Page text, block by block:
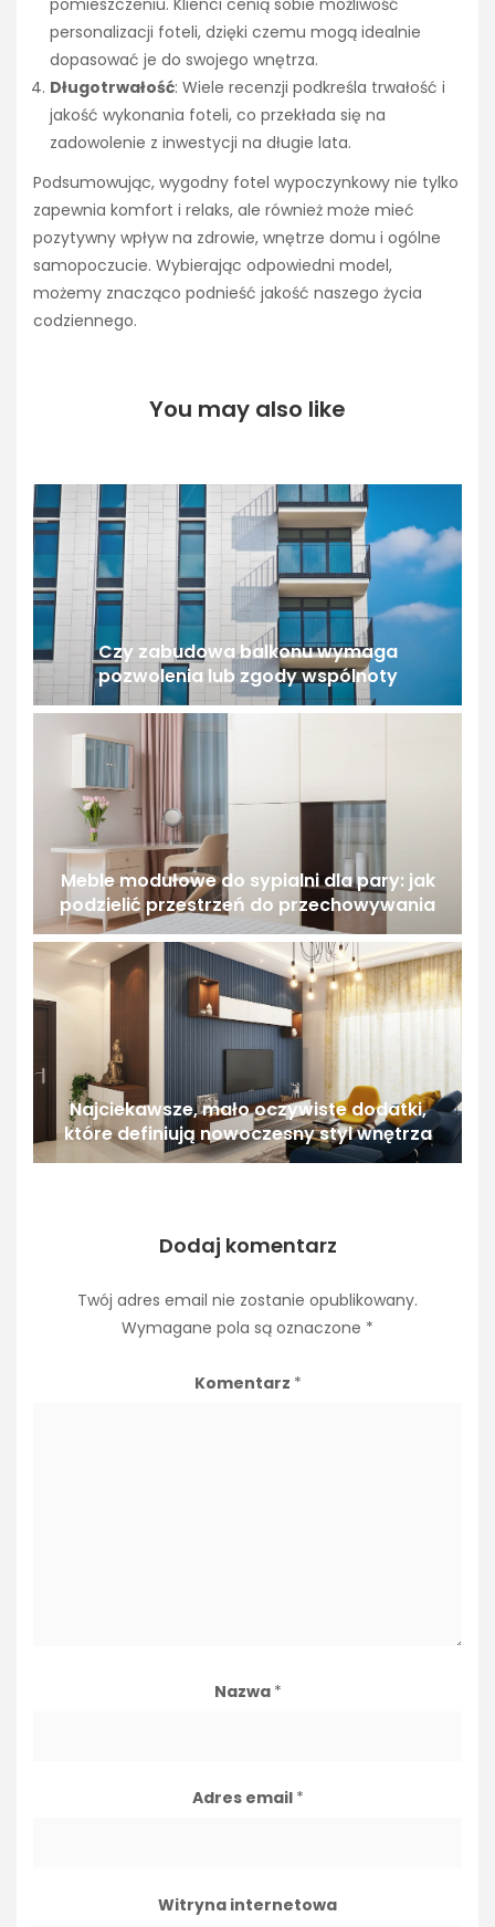
pomieszczeniu. Klienci cenią sobie możliwość
personalizacji foteli, dzięki czemu mogą idealnie
dopasować je do swojego wnętrza.
Długotrwałość: Wiele recenzji podkreśla trwałość i
jakość wykonania foteli, co przekłada się na
zadowolenie z inwestycji na długie lata.
Podsumowując, wygodny fotel wypoczynkowy nie tylko
zapewnia komfort i relaks, ale również może mieć
pozytywny wpływ na zdrowie, wnętrze domu i ogólne
samopoczucie. Wybierając odpowiedni model,
możemy znacząco podnieść jakość naszego życia
codziennego.
You may also like
Czy zabudowa balkonu wymaga
pozwolenia lub zgody wspólnoty
Meble modułowe do sypialni dla pary: jak
podzielić przestrzeń do przechowywania
Najciekawsze, mało oczywiste dodatki,
które definiują nowoczesny styl wnętrza
Dodaj komentarz
Twój adres email nie zostanie opublikowany.
Wymagane pola są oznaczone *
Komentarz *
Nazwa *
Adres email *
Witryna internetowa